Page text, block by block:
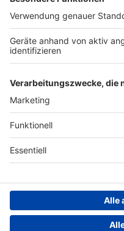
Archiv
Teilnahme­bedingungen
Geschäfts­bedingungen
ANTENNE BAYERN GROUP
Grounding Page ROCK
ANTENNE
Datenschutz­erklärung
einstellungen
Persönliche Datenkontrolle